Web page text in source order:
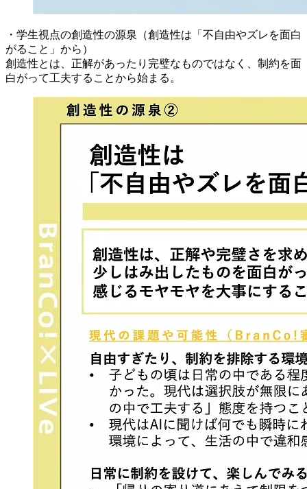
・学生視点の創造性の源泉（創造性は「不自由やズレを面白
がること」から）
創造性とは、正解があったり完璧なものではなく、制約を面
白がって工夫することから始まる。